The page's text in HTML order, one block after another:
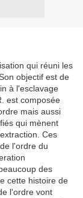
qui réuni les
objectif est de
à l'esclavage
est composée
mais aussi
qui mènent
Ces
l'ordre du
des
cette histoire de
l'ordre vont